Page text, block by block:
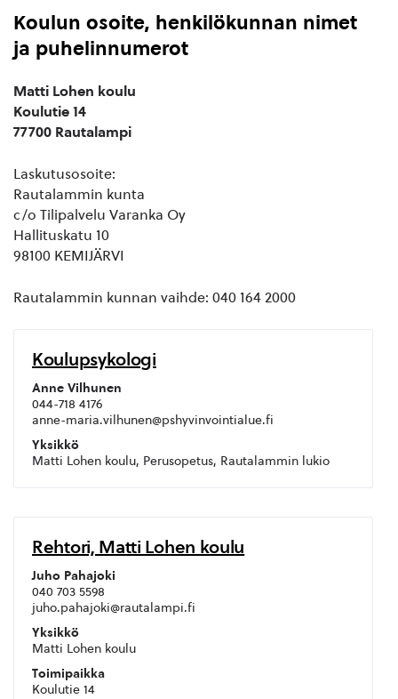
Koulun osoite, henkilökunnan nimet
ja puhelinnumerot
Matti Lohen koulu
Koulutie 14
77700 Rautalampi
Laskutusosoite:
Rautalammin kunta
c/o Tilipalvelu Varanka Oy
Hallituskatu 10
98100 KEMIJÄRVI
Rautalammin kunnan vaihde: 040 164 2000
Koulupsykologi
Anne Vilhunen
044-718 4176
anne-maria.vilhunen@pshyvinvointialue.fi
Yksikkö
Matti Lohen koulu, Perusopetus, Rautalammin lukio
Rehtori, Matti Lohen koulu
Juho Pahajoki
040 703 5598
juho.pahajoki@rautalampi.fi
Yksikkö
Matti Lohen koulu
Toimipaikka
Koulutie 14